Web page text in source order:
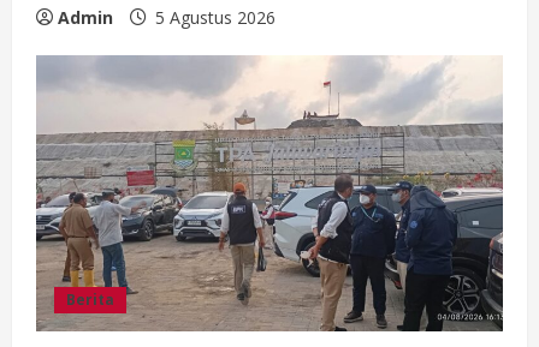
Admin 5 Agustus 2026
Berita